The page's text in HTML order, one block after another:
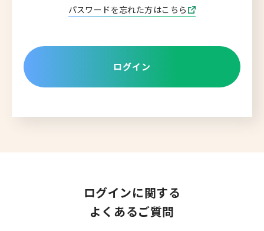
コンサルタント紹介
よくあるご質問
ログイン
稚内・留萌エリア
フルリモート
パスワードを忘れた方はこちら
ログイン
ログインに関する
よくあるご質問